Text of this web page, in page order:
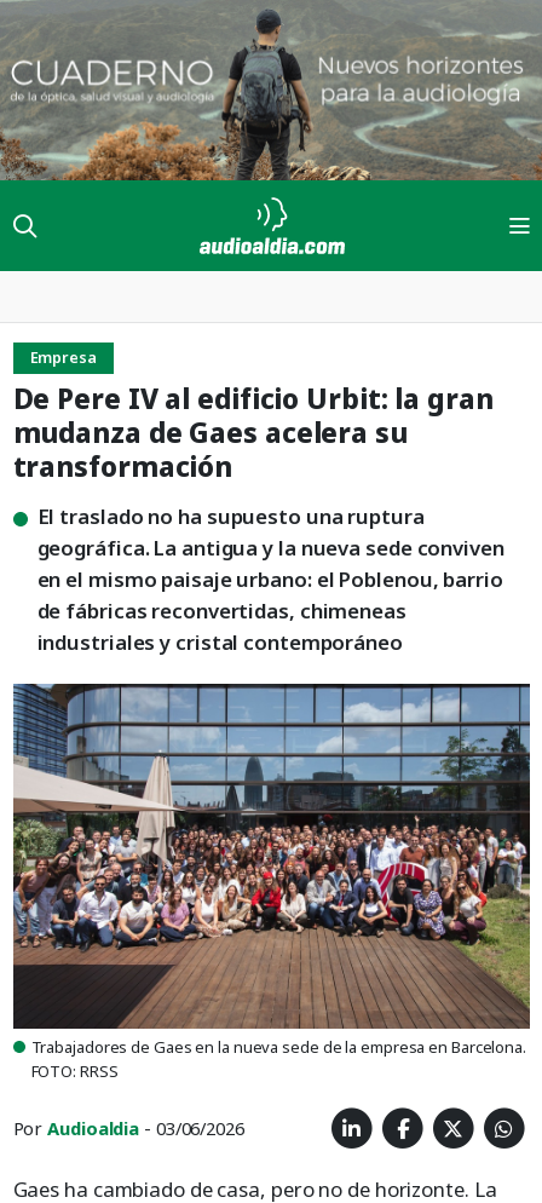
Empresa
De Pere IV al edificio Urbit: la gran
mudanza de Gaes acelera su
transformación
El traslado no ha supuesto una ruptura
geográfica. La antigua y la nueva sede conviven
en el mismo paisaje urbano: el Poblenou, barrio
de fábricas reconvertidas, chimeneas
industriales y cristal contemporáneo
Trabajadores de Gaes en la nueva sede de la empresa en Barcelona.
FOTO: RRSS
PorAudioaldia - 03/06/2026
Gaes ha cambiado de casa, pero no de horizonte. La